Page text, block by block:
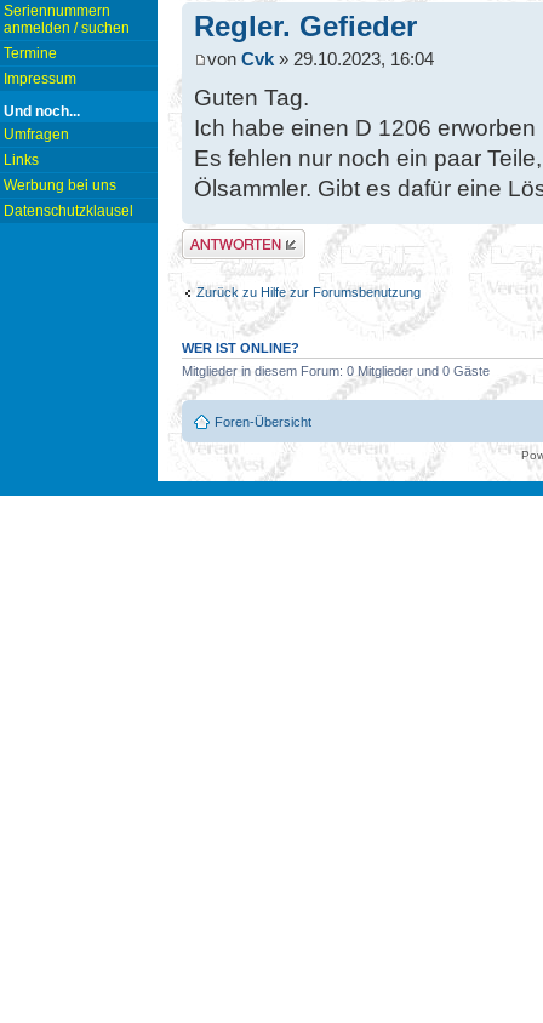
Seriennummern
anmelden / suchen
Termine
Impressum
Und noch...
Umfragen
Links
Werbung bei uns
Datenschutzklausel
Regler. Gefieder
von Cvk » 29.10.2023, 16:04
Guten Tag.
Ich habe einen D 1206 erworben
Es fehlen nur noch ein paar
Ölsammler. Gibt es dafür eine
Antwort erstellen
Zurück zu Hilfe zur Forumsbenutzung
WER IST ONLINE?
Mitglieder in diesem Forum: 0 Mitglieder und 0 Gäste
Foren-Übersicht